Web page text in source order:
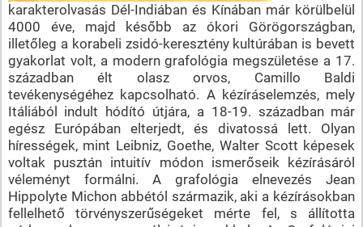
karakterolvasás Dél-Indiában és Kínában már körülbelül
4000 éve, majd később az ókori Görögországban,
illetőleg a korabeli zsidó-keresztény kultúrában is bevett
gyakorlat volt, a modern grafológia megszületése a 17.
században élt olasz orvos, Camillo Baldi
tevékenységéhez kapcsolható. A kézíráselemzés, mely
Itáliából indult hódító útjára, a 18-19. században már
egész Európában elterjedt, és divatossá lett. Olyan
hírességek, mint Leibniz, Goethe, Walter Scott képesek
voltak pusztán intuitív módon ismerőseik kézírásáról
véleményt formálni. A grafológia elnevezés Jean
Hippolyte Michon abbétól származik, aki a kézírásokban
fellelhető törvényszerűségeket mérte fel, s állította